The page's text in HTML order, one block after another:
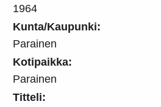
1964
Kunta/Kaupunki:
Parainen
Kotipaikka:
Parainen
Titteli: